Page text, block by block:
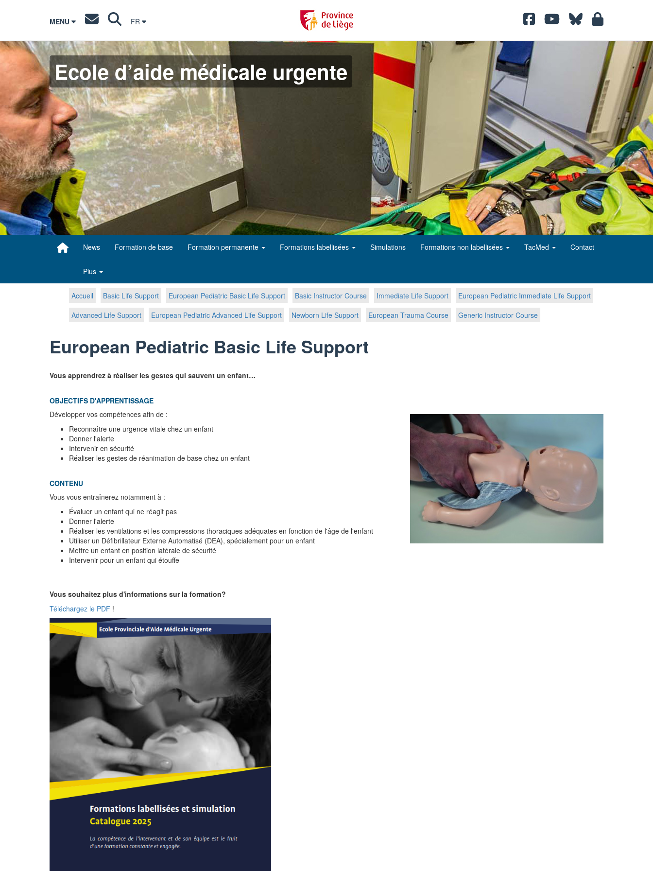
MENU FR
Ecole d’aide médicale urgente
News Formation de base Formation permanente Formations labellisées Simulations Formations non labellisées TacMed Contact
Plus
Accueil Basic Life Support European Pediatric Basic Life Support Basic Instructor Course Immediate Life Support
European Pediatric Immediate Life Support
Advanced Life Support
European Pediatric Advanced Life Support Newborn Life Support European Trauma Course Generic Instructor Course
European Pediatric Basic Life Support
Vous apprendrez à réaliser les gestes qui sauvent un enfant…
OBJECTIFS D'APPRENTISSAGE
Développer vos compétences afin de :
Reconnaître une urgence vitale chez un enfant
Donner l'alerte
Intervenir en sécurité
Réaliser les gestes de réanimation de base chez un enfant
CONTENU
Vous vous entraînerez notamment à :
Évaluer un enfant qui ne réagit pas
Donner l'alerte
Réaliser les ventilations et les compressions thoraciques adéquates en fonction de l'âge de l'enfant
Utiliser un Défibrillateur Externe Automatisé (DEA), spécialement pour un enfant
Mettre un enfant en position latérale de sécurité
Intervenir pour un enfant qui étouffe
Vous souhaitez plus d'informations sur la formation?
Téléchargez le PDF !